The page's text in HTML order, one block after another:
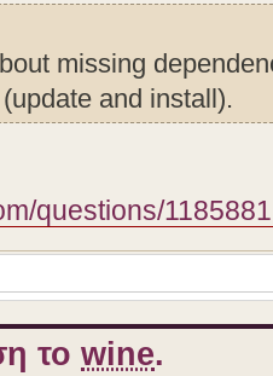
missing
and install).
questions/
το wine.